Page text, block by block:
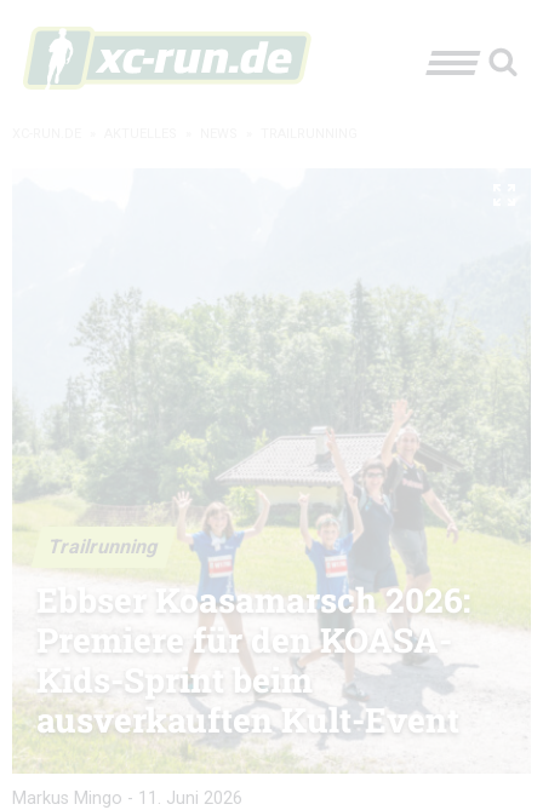
Trailrunning
Ebbser Koasamarsch 2026:
Premiere für den KOASA-
Kids-Sprint beim
ausverkauften Kult-Event
Markus Mingo - 11. Juni 2026